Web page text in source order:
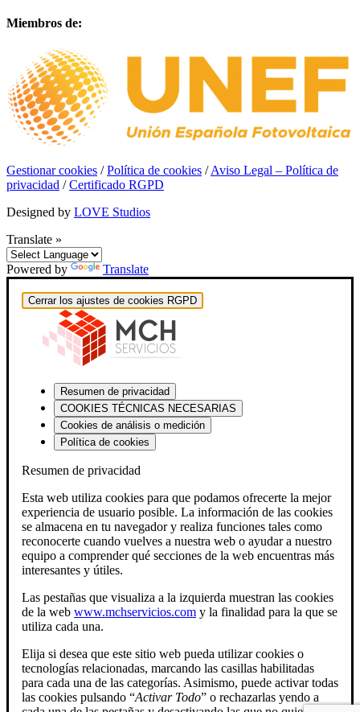
Miembros de:
Gestionar cookies /Política de cookies /Aviso Legal – Política de
privacidad /Certificado RGPD
Designed by LOVE Studios
Translate »
Powered by Translate
Cerrar los ajustes de cookies RGPD
Resumen de privacidad
COOKIES TÉCNICAS NECESARIAS
Cookies de análisis o medición
Política de cookies
Resumen de privacidad
Esta web utiliza cookies para que podamos ofrecerte la mejor
experiencia de usuario posible. La información de las cookies
se almacena en tu navegador y realiza funciones tales como
reconocerte cuando vuelves a nuestra web o ayudar a nuestro
equipo a comprender qué secciones de la web encuentras más
interesantes y útiles.
Las pestañas que visualiza a la izquierda muestran las cookies
de la web www.mchservicios.com y la finalidad para la que se
utiliza cada una.
Elija si desea que este sitio web pueda utilizar cookies o
tecnologías relacionadas, marcando las casillas habilitadas
para cada una de las categorías. Asimismo, puede activar todas
las cookies pulsando “Activar Todo” o rechazarlas yendo a